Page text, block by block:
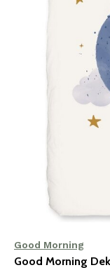
Good Morning
Good Morning